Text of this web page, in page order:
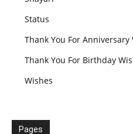
Status
Thank You For Anniversary
Thank You For Birthday
Wishes
Pages